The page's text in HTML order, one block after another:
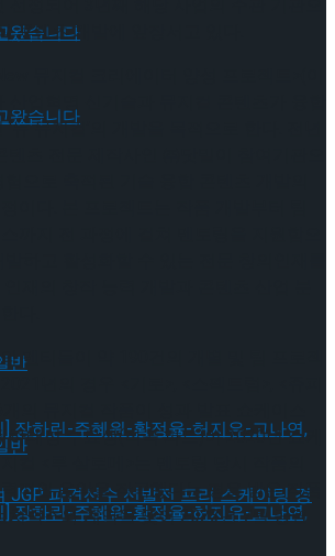
왔습니다
반
왔습니다
반
콘텐츠 개발에 앞장서고 있다.
산업혁명 신기술과 뮤지컬 콘텐츠가 융합
‘뉴 뮤지컬’의 개발을 목적으로 한다. 전년
텐츠 전문 제작사인 ㈜닷밀이 참여기관으
험으로 축적된 기술 융합 콘텐츠 개발의
까지 전 과정에 걸쳐 멘토링을 지원함으
발하고 활성화할 수 있는 전문 창의인재를
인재의 창작 능력 개발과 콘텐츠 산업 분
다.
멘티들이 약 190건의 개별 및 팀 프로젝
년의 경우 <기로>, <스펙트럼>, <쥬피
개의 뮤지컬 작품이 성과 발표 쇼케이스
하태성 수료생(작곡 파트)이 2020년 쇼케
컬 <루 살로메>는 멘토링 당시 작품의
적인 음악을 작곡했다는 평을 받은 작품
쳐박스와 계약을 맺어 2023년 7월 공연